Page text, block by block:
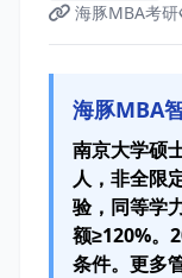
海豚MBA考研
海豚MBA
南京大学硕
人，非全限
验，同等学
额≥120%。
条件。更多